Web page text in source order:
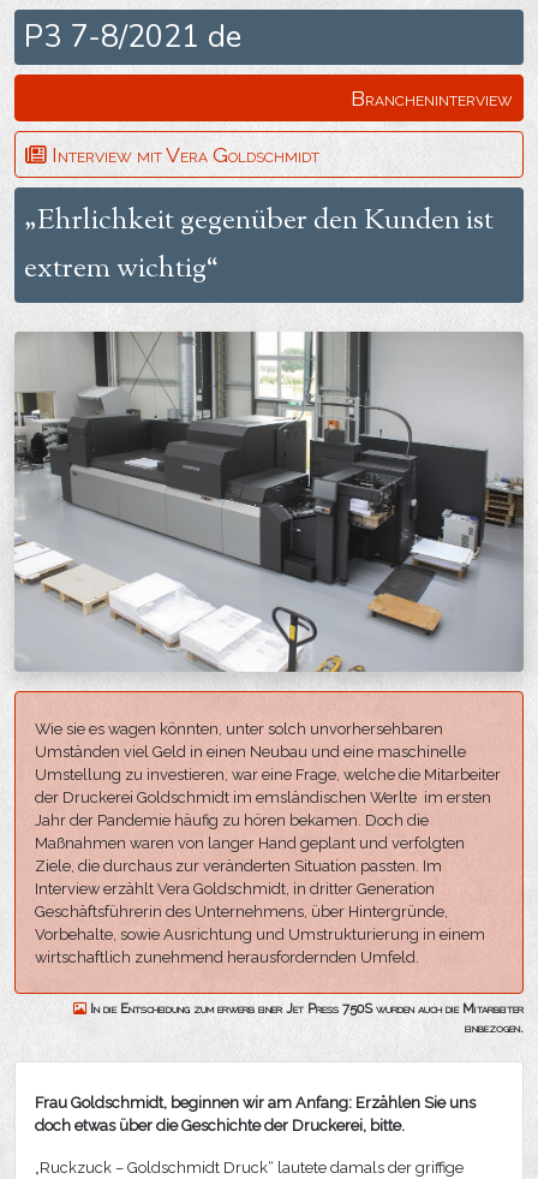
P3 7-8/2021 de
Interview mit Vera Goldschmidt
„Ehrlichkeit gegenüber den Kunden ist
extrem wichtig“
Brancheninterview
Wie sie es wagen könnten, unter solch unvorhersehbaren
Umständen viel Geld in einen Neubau und eine maschinelle
Umstellung zu investieren, war eine Frage, welche die Mitarbeiter
der Druckerei Goldschmidt im emsländischen Werlte im ersten
Jahr der Pandemie häufig zu hören bekamen. Doch die
Maßnahmen waren von langer Hand geplant und verfolgten
Ziele, die durchaus zur veränderten Situation passten. Im
Interview erzählt Vera Goldschmidt, in dritter Generation
Geschäftsführerin des Unternehmens, über Hintergründe,
Vorbehalte, sowie Ausrichtung und Umstrukturierung in einem
wirtschaftlich zunehmend herausfordernden Umfeld.
In die Entscheidung zum erwerb einer Jet Press 750S wurden auch die Mitarbeiter
einbezogen.
Frau Goldschmidt, beginnen wir am Anfang: Erzählen Sie uns
doch etwas über die Geschichte der Druckerei, bitte.
„Ruckzuck – Goldschmidt Druck“ lautete damals der griffige